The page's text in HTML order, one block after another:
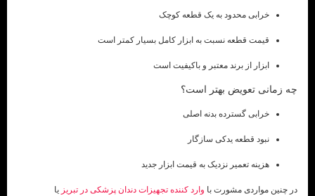
خرابی محدود به یک قطعه کوچک
قیمت قطعه نسبت به ابزار کامل بسیار کمتر است
ابزار از برند معتبر و باکیفیت است
چه زمانی تعویض بهتر است؟
خرابی گسترده بدنه اصلی
نبود قطعه یدکی سازگار
هزینه تعمیر نزدیک به قیمت ابزار جدید
در چنین مواردی مشورت با وارد کننده تجهیزات دندان پزشکی در تبریز یا